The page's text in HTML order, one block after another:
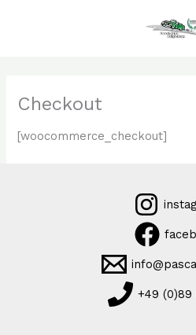
Checkout
[woocommerce_checkout]
+49 (0)89